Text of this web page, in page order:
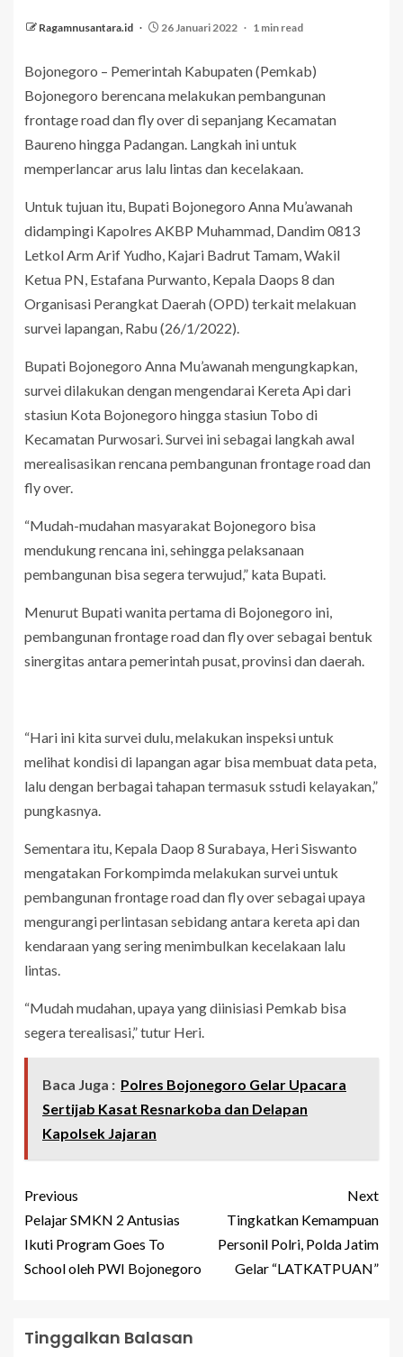
Ragamnusantara.id 26 Januari 2022 1 min read
Bojonegoro – Pemerintah Kabupaten (Pemkab)
Bojonegoro berencana melakukan pembangunan
frontage road dan fly over di sepanjang Kecamatan
Baureno hingga Padangan. Langkah ini untuk
memperlancar arus lalu lintas dan kecelakaan.
Untuk tujuan itu, Bupati Bojonegoro Anna Mu’awanah
didampingi Kapolres AKBP Muhammad, Dandim 0813
Letkol Arm Arif Yudho, Kajari Badrut Tamam, Wakil
Ketua PN, Estafana Purwanto, Kepala Daops 8 dan
Organisasi Perangkat Daerah (OPD) terkait melakuan
survei lapangan, Rabu (26/1/2022).
Bupati Bojonegoro Anna Mu’awanah mengungkapkan,
survei dilakukan dengan mengendarai Kereta Api dari
stasiun Kota Bojonegoro hingga stasiun Tobo di
Kecamatan Purwosari. Survei ini sebagai langkah awal
merealisasikan rencana pembangunan frontage road dan
fly over.
“Mudah-mudahan masyarakat Bojonegoro bisa
mendukung rencana ini, sehingga pelaksanaan
pembangunan bisa segera terwujud,” kata Bupati.
Menurut Bupati wanita pertama di Bojonegoro ini,
pembangunan frontage road dan fly over sebagai bentuk
sinergitas antara pemerintah pusat, provinsi dan daerah.
“Hari ini kita survei dulu, melakukan inspeksi untuk
melihat kondisi di lapangan agar bisa membuat data peta,
lalu dengan berbagai tahapan termasuk sstudi kelayakan,”
pungkasnya.
Sementara itu, Kepala Daop 8 Surabaya, Heri Siswanto
mengatakan Forkompimda melakukan survei untuk
pembangunan frontage road dan fly over sebagai upaya
mengurangi perlintasan sebidang antara kereta api dan
kendaraan yang sering menimbulkan kecelakaan lalu
lintas.
“Mudah mudahan, upaya yang diinisiasi Pemkab bisa
segera terealisasi,” tutur Heri.
Baca Juga : Polres Bojonegoro Gelar Upacara
Sertijab Kasat Resnarkoba dan Delapan
Kapolsek Jajaran
Previous
Pelajar SMKN 2 Antusias
Ikuti Program Goes To
School oleh PWI Bojonegoro
Next
Tingkatkan Kemampuan
Personil Polri, Polda Jatim
Gelar “LATKATPUAN”
Tinggalkan Balasan